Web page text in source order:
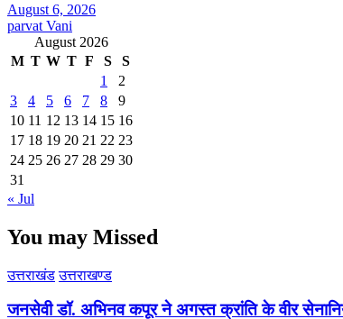
August 6, 2026
parvat Vani
August 2026
M T W T F S
S
1
2
3
4 5 6 7 8
9
10 11 12 13 14 15 16
17 18 19 20 21 22 23
24 25 26 27 28 29 30
31
« Jul
You may Missed
उत्तराखंड उत्तराखण्ड
जनसेवी डॉ. अभिनव कपूर ने अगस्त क्रांति के वीर